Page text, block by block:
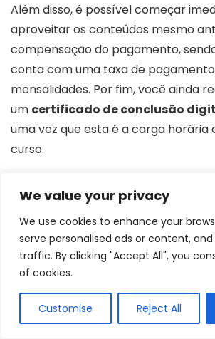
We value your privacy
We use cookies to enhance your
serve personalised ads or content,
traffic. By clicking "Accept All", you
of cookies.
Customise Reject All
Além disso, é possível começar
aproveitar os conteúdos mesmo
compensação do pagamento,
conta com uma taxa de
mensalidades. Por fim, você ainda
um certificado de conclusão
uma vez que esta é a carga horária
curso.
Excerícios Não
Professor(a)
Mary
Acesso
Pagamento Pacote